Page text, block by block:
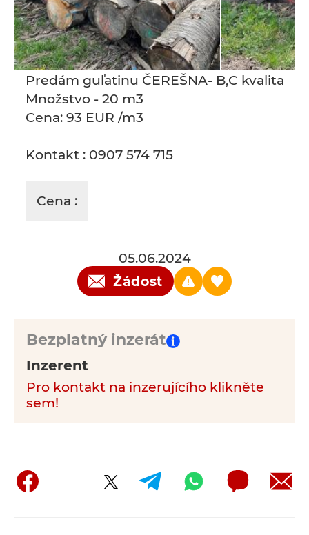
Predám guľatinu ČEREŠNA- B,C kvalita
Množstvo - 20 m3
Cena: 93 EUR /m3
Kontakt : 0907 574 715
Cena :
05.06.2024
Žádost
Bezplatný inzerát
Inzerent
Pro kontakt na inzerujícího klikněte
sem!